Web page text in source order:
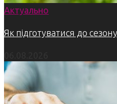
Актуально
Як підготуватися до